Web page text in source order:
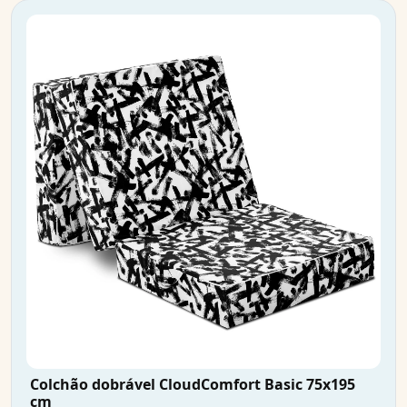
Colchão dobrável CloudComfort Basic 75x195
cm